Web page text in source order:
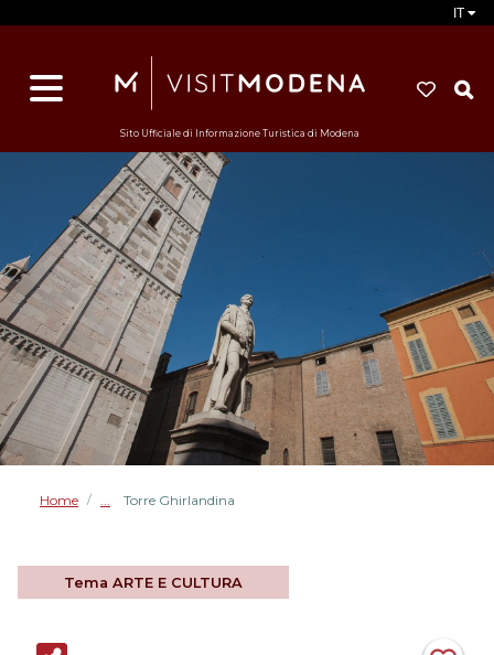
IT
Sito Ufficiale di Informazione Turistica di Modena
Home / Torre Ghirlandina
Tema ARTE E CULTURA